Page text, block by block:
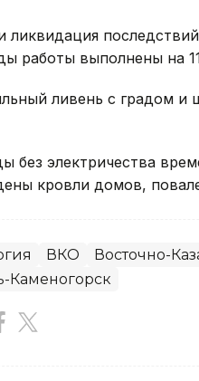
ликвидация
работы выполнены на
ливень с градом и
без электричества
кровли домов,
ВКО Восточно-
Каменогорск